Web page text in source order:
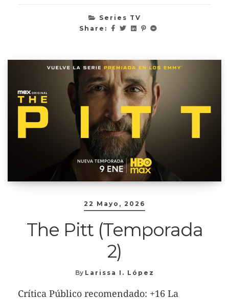
Series TV
Share:
22 Mayo, 2026
The Pitt (Temporada
2)
By Larissa I. López
Crítica Público recomendado: +16 La